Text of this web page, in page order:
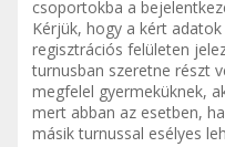
csoportokba a
Kérjük, hogy a kért
regisztrációs felületen
turnusban szeretne részt
megfelel gyermeküknek,
mert abban az esetben,
másik turnussal esélyes